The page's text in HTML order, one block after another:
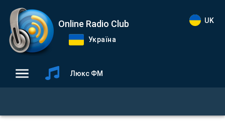
Online Radio Club
Україна
UK
Люкс ФМ